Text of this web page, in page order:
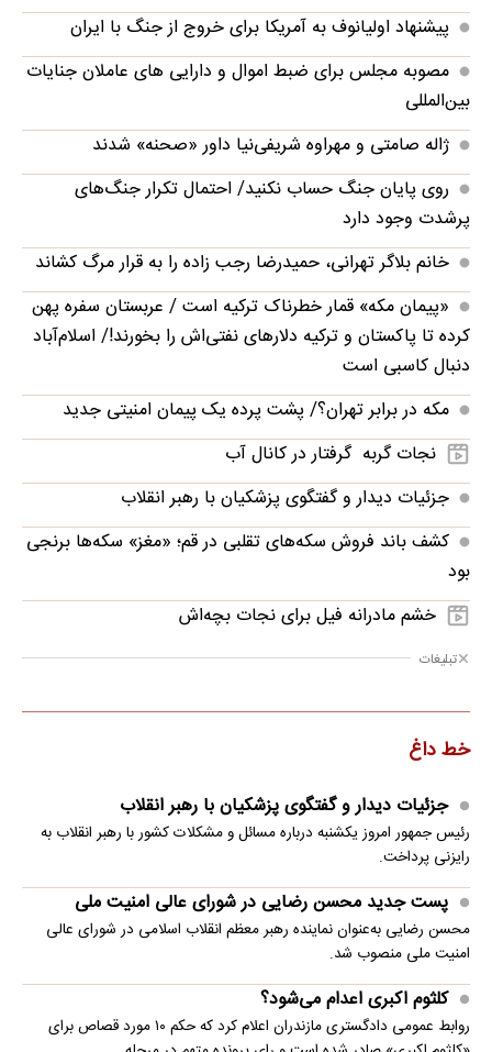
پیشنهاد اولیانوف به آمریکا برای خروج از جنگ با ایران
مصوبه مجلس برای ضبط اموال و دارایی های عاملان جنایات
بین‌المللی
ژاله صامتی و مهراوه شریفی‌نیا داور «صحنه» شدند
روی پایان جنگ حساب نکنید/ احتمال تکرار جنگ‌های
پرشدت وجود دارد
خانم بلاگر تهرانی، حمیدرضا رجب زاده را به قرار مرگ کشاند
«پیمان مکه» قمار خطرناک ترکیه است / عربستان سفره پهن
کرده تا پاکستان و ترکیه دلارهای نفتی‌اش را بخورند!/ اسلام‌آباد
دنبال کاسبی است
مکه در برابر تهران؟/ پشت پرده یک پیمان امنیتی جدید
نجات گربه‌ گرفتار در کانال آب
جزئیات دیدار و گفتگوی پزشکیان با رهبر انقلاب
کشف باند فروش سکه‌های تقلبی در قم؛ «مغز» سکه‌ها برنجی
بود
خشم مادرانه فیل برای نجات بچه‌اش
تبلیغات
خط داغ
جزئیات دیدار و گفتگوی پزشکیان با رهبر انقلاب
رئیس جمهور امروز یکشنبه درباره مسائل و مشکلات کشور با رهبر انقلاب به
رایزنی پرداخت.
پست جدید محسن رضایی در شورای عالی امنیت ملی
محسن رضایی به‌عنوان نماینده رهبر معظم انقلاب اسلامی در شورای عالی
امنیت ملی منصوب شد.
کلثوم اکبری اعدام می‌شود؟
روابط عمومی دادگستری مازندران اعلام کرد که حکم ۱۰ مورد قصاص برای